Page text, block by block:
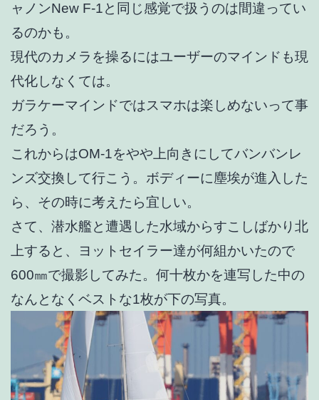
ャノンNew F-1と同じ感覚で扱うのは間違ってい
るのかも。
現代のカメラを操るにはユーザーのマインドも現
代化しなくては。
ガラケーマインドではスマホは楽しめないって事
だろう。
これからはOM-1をやや上向きにしてバンバンレ
ンズ交換して行こう。ボディーに塵埃が進入した
ら、その時に考えたら宜しい。
さて、潜水艦と遭遇した水域からすこしばかり北
上すると、ヨットセイラー達が何組かいたので
600㎜で撮影してみた。何十枚かを連写した中の
なんとなくベストな1枚が下の写真。